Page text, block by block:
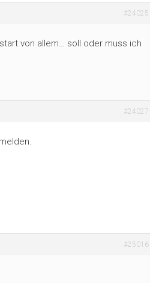
#24025
von allem… soll oder muss ich
#24027
#25016